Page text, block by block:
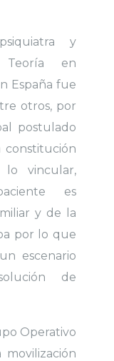
y
Teoría en
España fue
otros, por
postulado
constitución
vincular,
es
y de la
por lo que
escenario
de
Operativo